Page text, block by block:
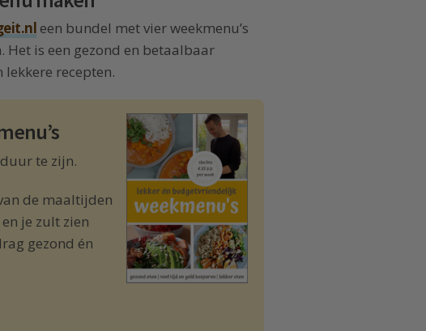
een bundel met vier weekmenu’s
is een gezond en betaalbaar
recepten.
te zijn.
de maaltijden
en je zult zien
gezond én